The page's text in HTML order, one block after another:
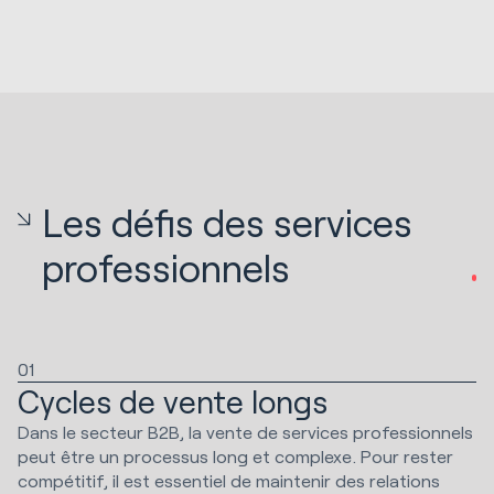
Les défis des services
professionnels
01
Cycles de vente longs
Dans le secteur B2B, la vente de services professionnels
peut être un processus long et complexe. Pour rester
compétitif, il est essentiel de maintenir des relations